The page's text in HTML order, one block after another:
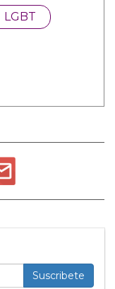
LGBT
Suscribete